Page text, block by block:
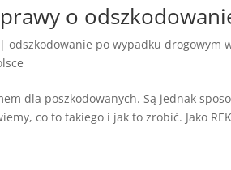
o
|odszkodowanie po wypadku drogowym
dla poszkodowanych. Są jednak
co to takiego i jak to zrobić. Jako